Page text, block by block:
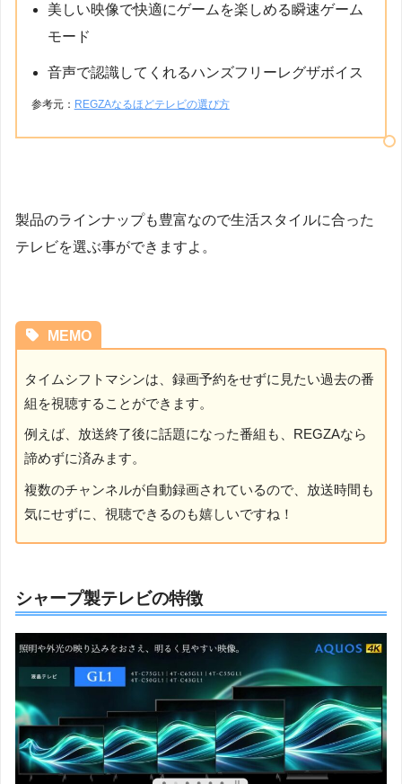
美しい映像で快適にゲームを楽しめる瞬速ゲーム
モード
音声で認識してくれるハンズフリーレグザボイス
参考元： REGZAなるほどテレビの選び方
製品のラインナップも豊富なので生活スタイルに合った
テレビを選ぶ事ができますよ。
MEMO
タイムシフトマシンは、録画予約をせずに見たい過去の番
組を視聴することができます。
例えば、放送終了後に話題になった番組も、REGZAなら
諦めずに済みます。
複数のチャンネルが自動録画されているので、放送時間も
気にせずに、視聴できるのも嬉しいですね！
シャープ製テレビの特徴